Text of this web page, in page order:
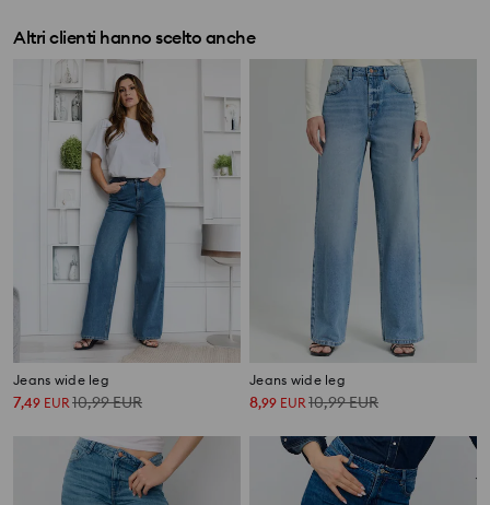
Altri clienti hanno scelto anche
Jeans wide leg
7,49 EUR10,99EUR
Jeans wide leg
8,99 EUR10,99EUR